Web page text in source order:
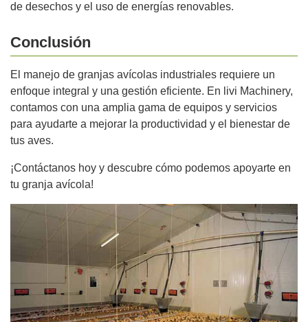
de desechos y el uso de energías renovables.
Conclusión
El manejo de granjas avícolas industriales requiere un
enfoque integral y una gestión eficiente. En livi Machinery,
contamos con una amplia gama de equipos y servicios
para ayudarte a mejorar la productividad y el bienestar de
tus aves.
¡Contáctanos hoy y descubre cómo podemos apoyarte en
tu granja avícola!